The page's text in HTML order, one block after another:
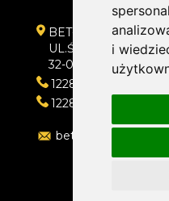
i
BET-POL
32-020 WIELICZKA
122882550
122882550
betpol@interia.pl